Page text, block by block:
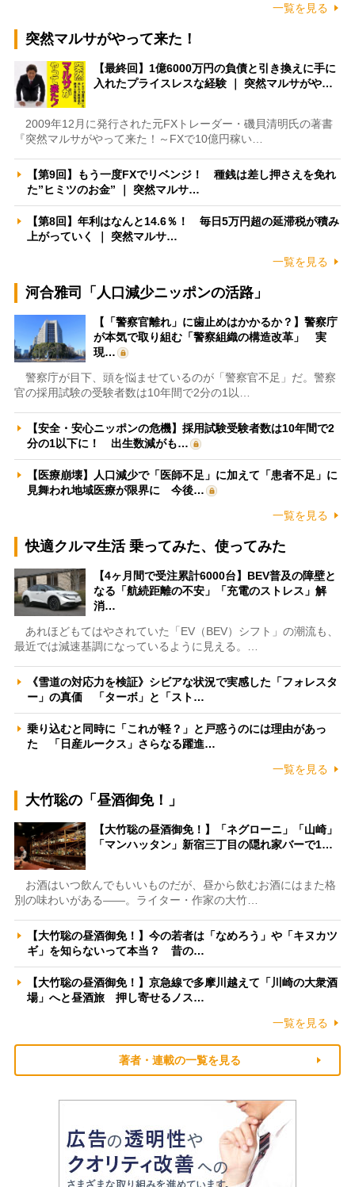
一覧を見る
突然マルサがやって来た！
【最終回】1億6000万円の負債と引き換えに手に
入れたプライスレスな経験 ｜ 突然マルサがや…
2009年12月に発行された元FXトレーダー・磯貝清明氏の著書
『突然マルサがやって来た！～FXで10億円稼い…
【第9回】もう一度FXでリベンジ！ 種銭は差し押さえを免れ
た”ヒミツのお金” ｜ 突然マルサ…
【第8回】年利はなんと14.6％！ 毎日5万円超の延滞税が積み
上がっていく ｜ 突然マルサ…
一覧を見る
河合雅司「人口減少ニッポンの活路」
【「警察官離れ」に歯止めはかかるか？】警察庁
が本気で取り組む「警察組織の構造改革」 実
現…
警察庁が目下、頭を悩ませているのが「警察官不足」だ。警察
官の採用試験の受験者数は10年間で2分の1以…
【安全・安心ニッポンの危機】採用試験受験者数は10年間で2
分の1以下に！ 出生数減がも…
【医療崩壊】人口減少で「医師不足」に加えて「患者不足」に
見舞われ地域医療が限界に 今後…
一覧を見る
快適クルマ生活 乗ってみた、使ってみた
【4ヶ月間で受注累計6000台】BEV普及の障壁と
なる「航続距離の不安」「充電のストレス」解
消…
あれほどもてはやされていた「EV（BEV）シフト」の潮流も、
最近では減速基調になっているように見える。…
《雪道の対応力を検証》シビアな状況で実感した「フォレスタ
ー」の真価 「ターボ」と「スト…
乗り込むと同時に「これが軽？」と戸惑うのには理由があっ
た 「日産ルークス」さらなる躍進…
一覧を見る
大竹聡の「昼酒御免！」
【大竹聡の昼酒御免！】「ネグローニ」「山崎」
「マンハッタン」新宿三丁目の隠れ家バーで1…
お酒はいつ飲んでもいいものだが、昼から飲むお酒にはまた格
別の味わいがある――。ライター・作家の大竹…
【大竹聡の昼酒御免！】今の若者は「なめろう」や「キヌカツ
ギ」を知らないって本当？ 昔の…
【大竹聡の昼酒御免！】京急線で多摩川越えて「川崎の大衆酒
場」へと昼酒旅 押し寄せるノス…
一覧を見る
著者・連載の一覧を見る